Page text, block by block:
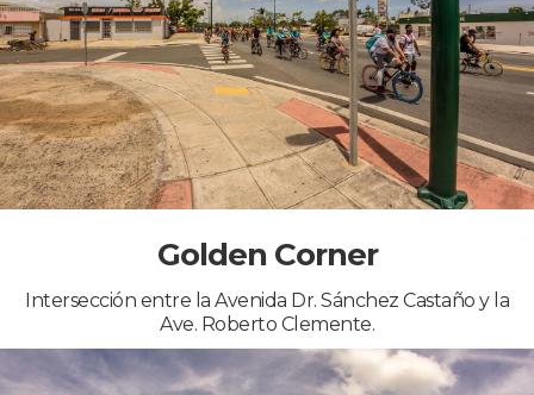
Golden Corner
Intersección entre la Avenida Dr. Sánchez Castaño y la
Ave. Roberto Clemente.